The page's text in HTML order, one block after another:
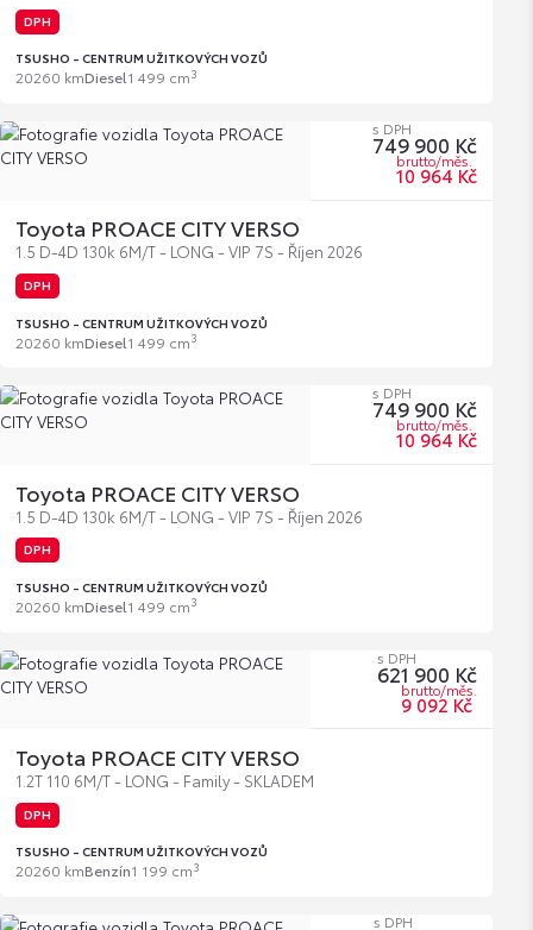
DPH
TSUSHO - CENTRUM UŽITKOVÝCH VOZŮ
20260 kmDiesel1 499 cm3
Toyota PROACE CITY VERSO
1.5 D-4D 130k 6M/T - LONG - VIP 7S - Říjen 2026
DPH
TSUSHO - CENTRUM UŽITKOVÝCH VOZŮ
20260 kmDiesel1 499 cm3
s DPH
749 900 Kč
brutto/měs.
10 964 Kč
Toyota PROACE CITY VERSO
1.5 D-4D 130k 6M/T - LONG - VIP 7S - Říjen 2026
DPH
TSUSHO - CENTRUM UŽITKOVÝCH VOZŮ
20260 kmDiesel1 499 cm3
s DPH
749 900 Kč
brutto/měs.
10 964 Kč
Toyota PROACE CITY VERSO
1.2T 110 6M/T - LONG - Family - SKLADEM
DPH
TSUSHO - CENTRUM UŽITKOVÝCH VOZŮ
20260 kmBenzín1 199 cm3
s DPH
621 900 Kč
brutto/měs.
9 092 Kč
s DPH